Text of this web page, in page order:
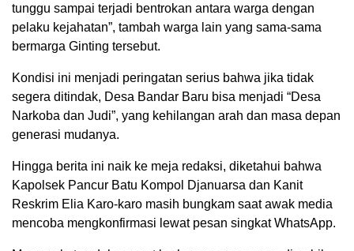
tunggu sampai terjadi bentrokan antara warga dengan
pelaku kejahatan”, tambah warga lain yang sama-sama
bermarga Ginting tersebut.
Kondisi ini menjadi peringatan serius bahwa jika tidak
segera ditindak, Desa Bandar Baru bisa menjadi “Desa
Narkoba dan Judi”, yang kehilangan arah dan masa depan
generasi mudanya.
Hingga berita ini naik ke meja redaksi, diketahui bahwa
Kapolsek Pancur Batu Kompol Djanuarsa dan Kanit
Reskrim Elia Karo-karo masih bungkam saat awak media
mencoba mengkonfirmasi lewat pesan singkat WhatsApp.